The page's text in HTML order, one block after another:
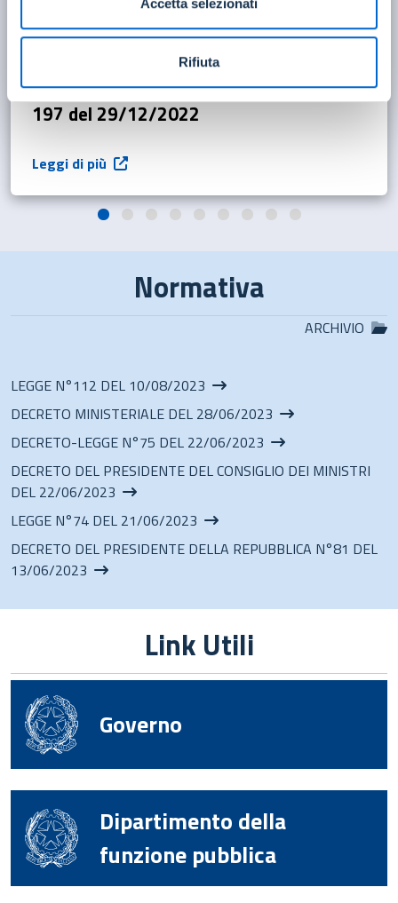
Accetta selezionati
Rifiuta
Contributo per l’anno 2026 in favore dei
piccoli comuni diretto a sostenere gli
oneri relativi al trattamento economico
per gli incarichi conferiti ai segretari
comunali, ai sensi dell’art. 1, co. 828, L. n.
197 del 29/12/2022
Leggi di più
Normativa
ARCHIVIO
LEGGE N°112 DEL 10/08/2023
DECRETO MINISTERIALE DEL 28/06/2023
DECRETO-LEGGE N°75 DEL 22/06/2023
DECRETO DEL PRESIDENTE DEL CONSIGLIO DEI MINISTRI
DEL 22/06/2023
LEGGE N°74 DEL 21/06/2023
DECRETO DEL PRESIDENTE DELLA REPUBBLICA N°81 DEL
13/06/2023
Link Utili
Governo
Dipartimento della
funzione pubblica